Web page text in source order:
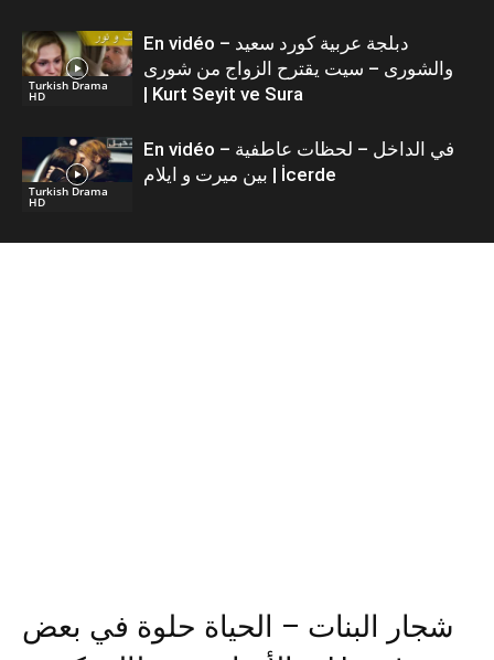
Turkish Drama
HD
En vidéo – دبلجة عربية كورد سعيد
والشورى – سيت يقترح الزواج من شورى
| Kurt Seyit ve Sura
Turkish Drama
HD
En vidéo – في الداخل – لحظات عاطفية
بين ميرت و ايلام | İcerde
شجار البنات – الحياة حلوة في بعض